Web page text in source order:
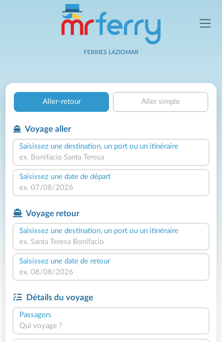
FERRIES LAZIOMAR
Aller-retour Aller simple
Voyage aller
Saisissez une destination, un port ou un itinéraire
Saisissez une date de départ
Voyage retour
Saisissez une destination, un port ou un itinéraire
Saisissez une date de retour
Détails du voyage
Passagers
Qui voyage ?